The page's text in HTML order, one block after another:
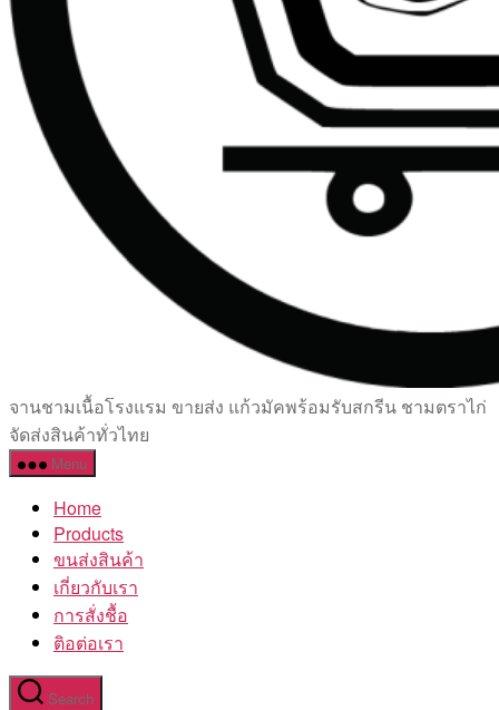
เซรามิค
ครบ
ครัน
โรงงาน
จานชามเนื้อโรงแรม ขายส่ง แก้วมัคพร้อมรับสกรีน ชามตราไก่
จัดส่งสินค้าทั่วไทย
Menu
Home
Products
ขนส่งสินค้า
เกี่ยวกับเรา
การสั่งชื้อ
ติอต่อเรา
Search